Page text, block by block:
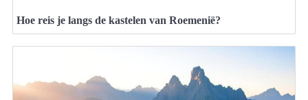
Hoe reis je langs de kastelen van Roemenië?